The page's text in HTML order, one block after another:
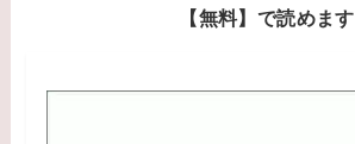
【無料】で読めます